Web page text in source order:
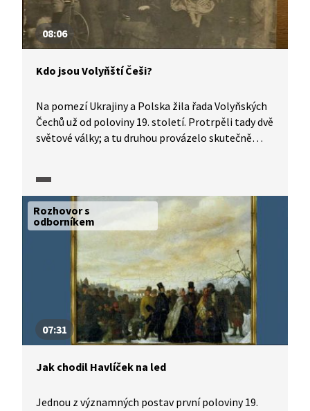
08:06
Kdo jsou Volyňští Češi?
Na pomezí Ukrajiny a Polska žila řada Volyňských
Čechů už od poloviny 19. století. Protrpěli tady dvě
světové války; a tu druhou provázelo skutečně
hlásili do československé východní armády.
Po osvobození se pak většina z nich vrátila do své
původní vlasti.
Rozhovor s
odborníkem
07:31
Jak chodil Havlíček na led
Jednou z významných postav první poloviny 19.